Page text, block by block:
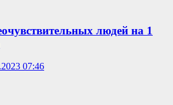
людей на 1
07:46